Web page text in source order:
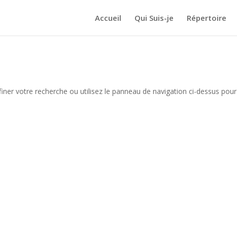
Accueil Qui Suis-je Répertoire
votre recherche ou utilisez le panneau de navigation ci-dessus pour